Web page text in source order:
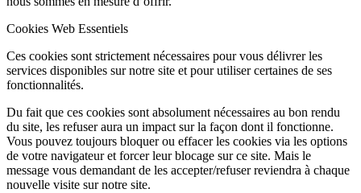
Cookies Web Essentiels
Ces cookies sont strictement nécessaires pour vous délivrer les
services disponibles sur notre site et pour utiliser certaines de ses
fonctionnalités.
Du fait que ces cookies sont absolument nécessaires au bon rendu
du site, les refuser aura un impact sur la façon dont il fonctionne.
Vous pouvez toujours bloquer ou effacer les cookies via les options
de votre navigateur et forcer leur blocage sur ce site. Mais le
message vous demandant de les accepter/refuser reviendra à chaque
nouvelle visite sur notre site.